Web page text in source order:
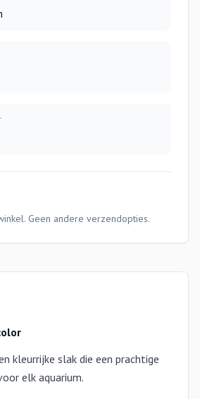
Geen andere verzendopties.
kleurrijke slak die een prachtige
elk aquarium.